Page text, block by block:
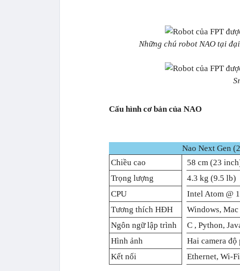
Những chú robot NAO tại
Cấu hình cơ bản của NAO
Nao Next Gen
Chiều cao
58 cm (23
Trọng lượng
4.3 kg (9.5 lb)
CPU
Intel Atom @
Tương thích HĐH
Windows,
Ngôn ngữ lập trình
C , Python,
Hình ảnh
Hai camera
Kết nối
Ethernet, Wi-Fi